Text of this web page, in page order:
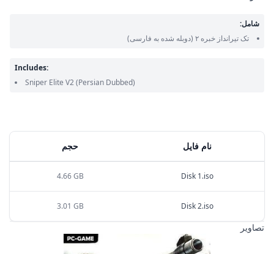
نام فایل حجم
Disk 1.iso
4.66 GB
Disk 2.iso
3.01 GB
تصاویر
شامل:
تک تیرانداز خبره ۲
(دوبله شده به فارسی)
Includes:
Sniper Elite V2(Persian Dubbed)